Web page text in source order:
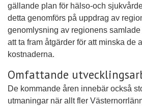
gällande plan för hälso-och
detta genomförs på uppdrag av
genomlysning av regionens
att ta fram åtgärder för att minska de
kostnaderna.
Omfattande
De kommande åren innebär också
utmaningar när allt fler